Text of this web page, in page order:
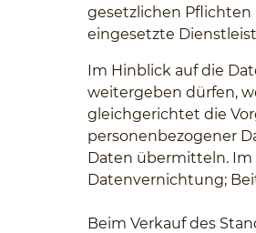
gesetzlichen
eingesetzte
Im Hinblick auf die
weitergeben dürfen,
gleichgerichtet die
personenbezogener
Daten übermitteln. Im
Datenvernichtung;
Beim Verkauf des